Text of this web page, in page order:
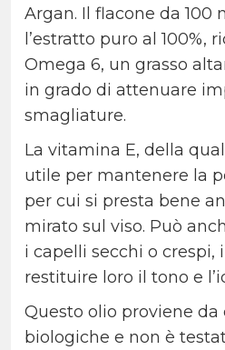
Argan. Il flacone da 100
l’estratto puro al 100%,
Omega 6, un grasso
in grado di attenuare
smagliature.
La vitamina E, della
utile per mantenere la
per cui si presta bene
mirato sul viso. Può
i capelli secchi o crespi,
restituire loro il tono e
Questo olio proviene da
biologiche e non è